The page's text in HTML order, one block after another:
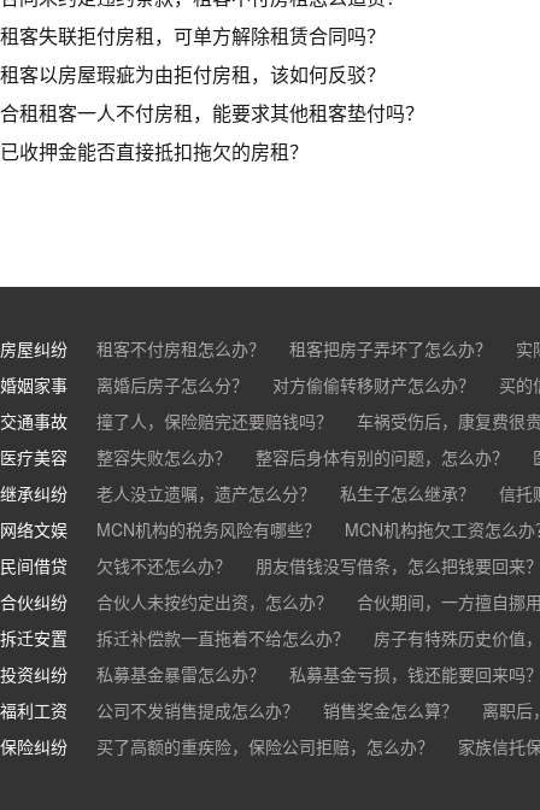
租客失联拒付房租，可单方解除租赁合同吗？
租客以房屋瑕疵为由拒付房租，该如何反驳？
合租租客一人不付房租，能要求其他租客垫付吗？
已收押金能否直接抵扣拖欠的房租？
房屋纠纷 租客不付房租怎么办？ 租客把房子弄坏了怎么办？
实
房东不退押金怎么办？
买房的定金能退吗？ 买的房子
婚姻家事 离婚后房子怎么分？ 对方偷偷转移财产怎么办？
买的
离婚了公司股权怎么处理？
离婚后财产怎么分？
交通事故 撞了人，保险赔完还要赔钱吗？
车祸受伤后，康复费很
交通事故中，医保和对方赔偿能同时拿吗？
车祸导致人
医疗美容 整容失败怎么办？ 整容后身体有别的问题，怎么办？
医美机构宣传的与实际结果不符怎么办？
医疗事故怎么
医疗器械出问题，怎么办？
继承纠纷 老人没立遗嘱，遗产怎么分？ 私生子怎么继承？
信托
基金怎么继承？
股票怎么继承？
网络文娱 MCN机构的税务风险有哪些？
MCN机构拖欠工资怎么办
抖音账号归谁？
民间借贷 欠钱不还怎么办？
朋友借钱没写借条，怎么把钱要回来
帮人担保借款，对方不还，我要承担全部责任吗？
合伙纠纷 合伙人未按约定出资，怎么办？
合伙期间，一方擅自挪
和合伙人有矛盾，怎么办？
拆迁安置 拆迁补偿款一直拖着不给怎么办？
房子有特殊历史价值
投资纠纷
私募基金暴雷怎么办？
私募基金亏损，钱还能要回来吗
福利工资
公司不发销售提成怎么办？ 销售奖金怎么算？
离职后
销售目标未完成，公司有权不发提成和奖金吗？
公司变
保险纠纷 买了高额的重疾险，保险公司拒赔，怎么办？
家族信托